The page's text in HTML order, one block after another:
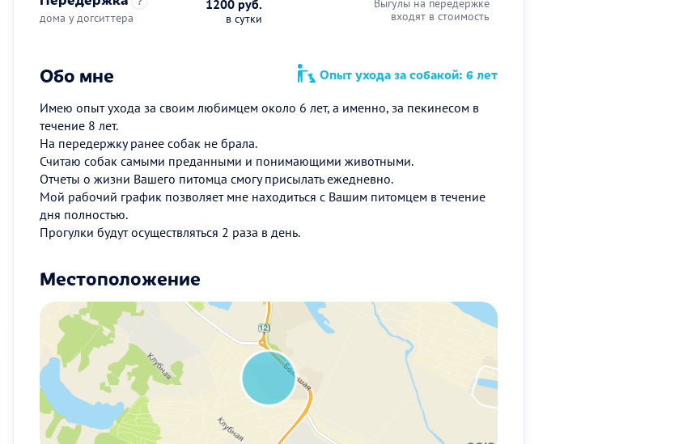
дома у догситтера
1200 руб.
в сутки
Выгулы на передержке
входят в стоимость
Обо мне Опыт ухода за собакой: 6 лет
Имею опыт ухода за своим любимцем около 6 лет, а именно, за пекинесом в
течение 8 лет.
На передержку ранее собак не брала.
Считаю собак самыми преданными и понимающими животными.
Отчеты о жизни Вашего питомца смогу присылать ежедневно.
Мой рабочий график позволяет мне находиться с Вашим питомцем в течение
дня полностью.
Прогулки будут осуществляться 2 раза в день.
Местоположение